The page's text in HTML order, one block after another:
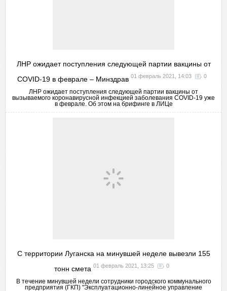
ЛНР ожидает поступления следующей партии вакцины от
COVID-19 в феврале – Минздрав 01 февраль 2021, 14:03 0
ЛНР ожидает поступления следующей партии вакцины от
вызываемого коронавирусной инфекцией заболевания COVID-19 уже
в феврале. Об этом на брифинге в ЛИЦе
С территории Луганска на минувшей неделе вывезли 155
тонн смета 01 февраль 2021, 13:25 0
В течение минувшей недели сотрудники городского коммунального
предприятия (ГКП) "Эксплуатационно-линейное управление